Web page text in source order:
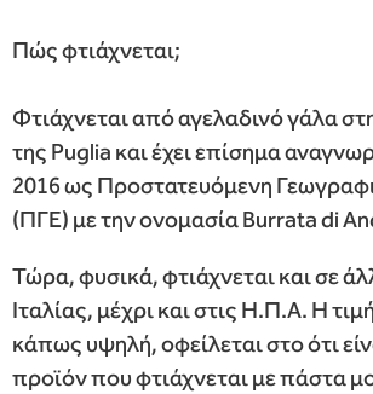
Πώς φτιάχνεται;
Φτιάχνεται από αγελαδινό γάλα
της Puglia και έχει επίσημα
2016 ως Προστατευόμενη
(ΠΓΕ) με την ονομασία Burrata di
Τώρα, φυσικά, φτιάχνεται και σε
Ιταλίας, μέχρι και στις Η.Π.Α. Η
κάπως υψηλή, οφείλεται στο ότι
προϊόν που φτιάχνεται με πάστα